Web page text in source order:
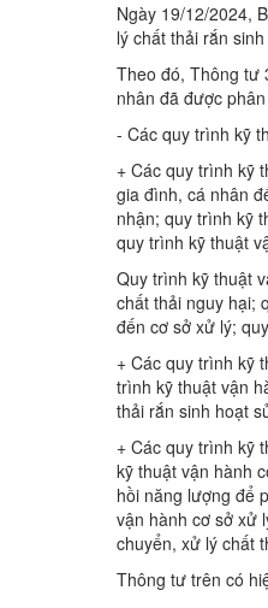
Ngày 19/12/2024,
lý chất thải rắn
Theo đó, Thông tư
nhân đã được
- Các quy trình kỹ
+ Các quy trình kỹ
gia đình, cá nhân
nhận; quy trình kỹ
quy trình kỹ thuật
Quy trình kỹ thuật
chất thải nguy hại;
đến cơ sở xử lý;
+ Các quy trình kỹ
trình kỹ thuật vận
thải rắn sinh hoạt
+ Các quy trình kỹ
kỹ thuật vận hành
hồi năng lượng để
vận hành cơ sở xử
chuyển, xử lý chất
Thông tư trên có